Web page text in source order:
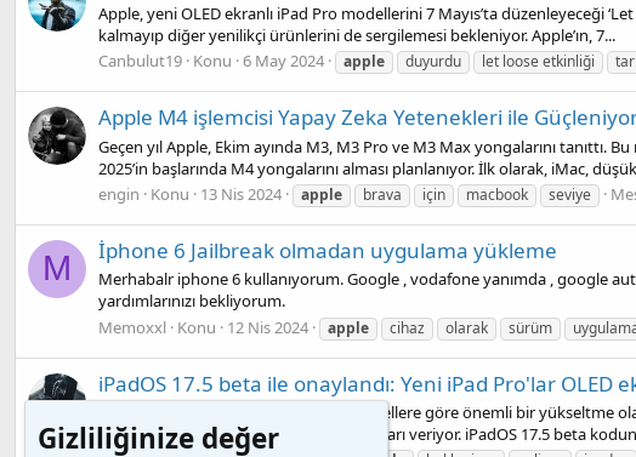
Apple, yeni OLED ekranlı iPad Pro modellerini 7 Mayıs’ta düzenleyeceği
kalmayıp diğer yenilikçi ürünlerini de sergilemesi bekleniyor. Apple’ın, 7...
Canbulut19 Konu 6 May 2024 apple duyurdu let loose etkinliği
Apple M4 işlemcisi Yapay Zeka Yetenekleri ile
Geçen yıl Apple, Ekim ayında M3, M3 Pro ve M3 Max yongalarını
2025’in başlarında M4 yongalarını alması planlanıyor. İlk olarak, iMac,
engin
Konu 13 Nis 2024 apple brava için macbook seviye
M İphone 6 Jailbreak olmadan uygulama yükleme
Merhabalr iphone 6 kullanıyorum. Google , vodafone yanımda , google
yardımlarınızı bekliyorum.
Memoxxl Konu 12 Nis 2024 apple cihaz olarak sürüm
iPadOS 17.5 beta ile onaylandı: Yeni iPad Pro'lar OLED
Yeni nesil iPad Pro’nun mevcut LCD panellere göre önemli bir yükseltme
yakında piyasaya sürüleceğine dair ipuçları veriyor. iPadOS 17.5 beta
Gizliliğinize değer